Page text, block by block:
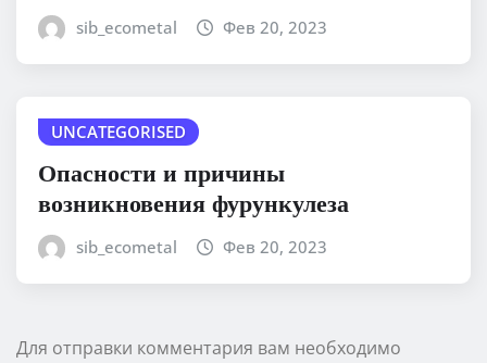
sib_ecometal Фев 20, 2023
UNCATEGORISED
Опасности и причины
возникновения фурункулеза
sib_ecometal Фев 20, 2023
Для отправки комментария вам необходимо